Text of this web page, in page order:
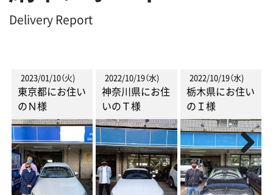
Delivery Report
2023/01/10（火)
東京都にお住い
のＮ様
2022/10/19（水)
神奈川県にお住
いのＴ様
2022/10/19（水)
栃木県にお住い
のＩ様
Next